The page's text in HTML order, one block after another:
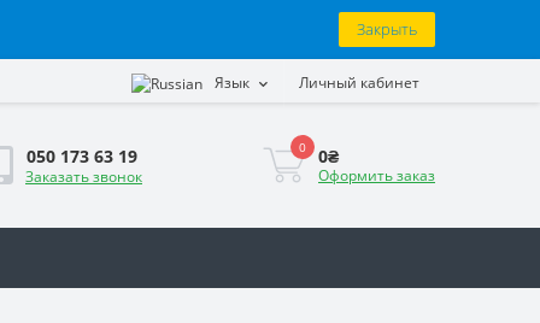
Закрыть
Язык Личный кабинет
050 173 63 19
Заказать звонок
0 0₴
Оформить заказ